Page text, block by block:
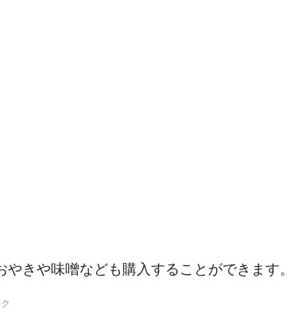
きや味噌なども購入することができます。